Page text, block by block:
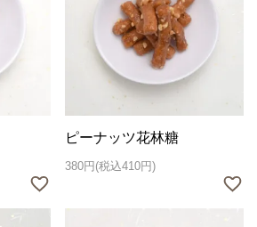
ピーナッツ花林糖
380円(税込410円)